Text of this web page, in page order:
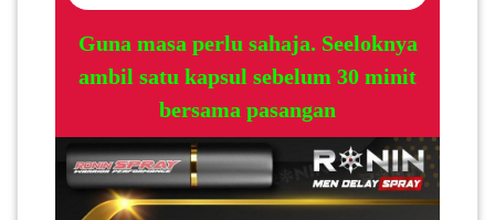
Guna masa perlu sahaja. Seeloknya
ambil satu kapsul sebelum 30 minit
bersama pasangan
PUTRAJAYA(9)
MALAYSIA(82)